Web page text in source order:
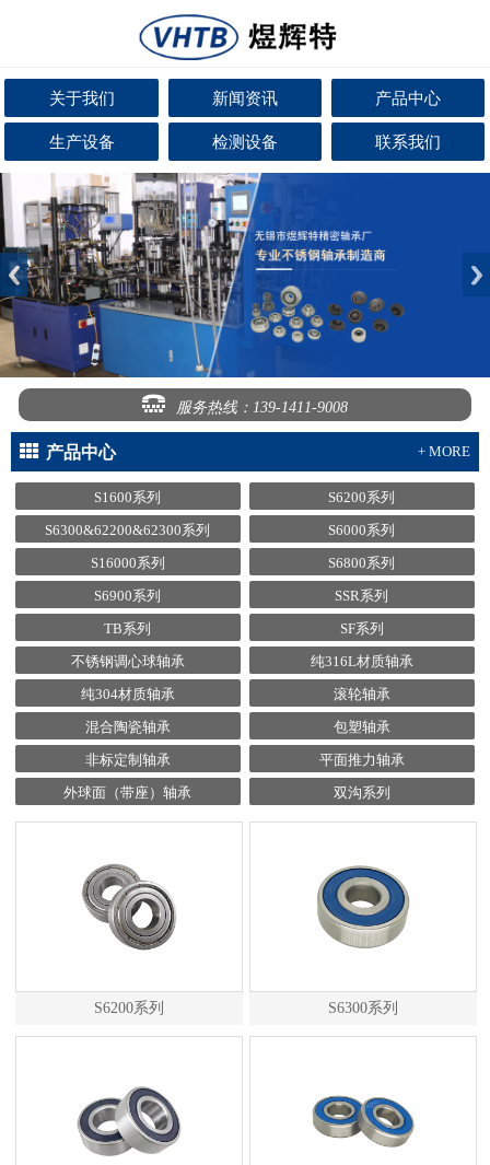
关于我们 新闻资讯 产品中心
生产设备 检测设备 联系我们
服务热线：139-1411-9008
产品中心 + MORE
S1600系列
S6200系列
S6300&62200&62300系列
S6000系列
S16000系列
S6800系列
S6900系列
SSR系列
TB系列
SF系列
不锈钢调心球轴承
纯316L材质轴承
纯304材质轴承
滚轮轴承
混合陶瓷轴承
包塑轴承
非标定制轴承
平面推力轴承
外球面（带座）轴承
双沟系列
S6200系列 S6300系列